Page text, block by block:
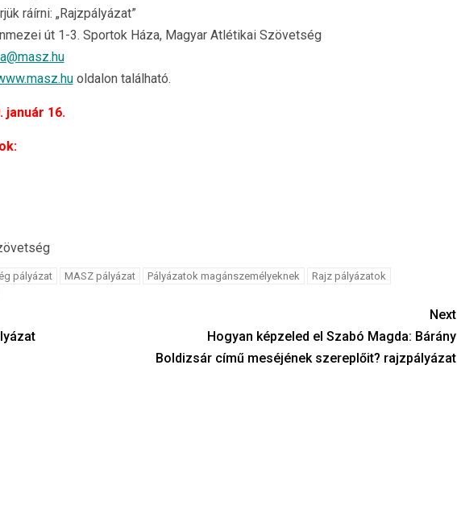
ráírni: „Rajzpályázat”
út 1-3. Sportok Háza, Magyar Atlétikai Szövetség
oldalon található.
január 16.
pályázat MASZ pályázat Pályázatok magánszemélyeknek
Rajz pályázatok
Next
Hogyan képzeled el Szabó Magda: Bárány
Boldizsár című meséjének szereplőit? rajzpályázat